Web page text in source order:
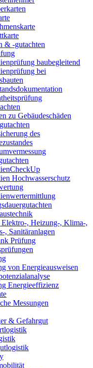
& -gutachten
baubegleitend
bei
zu Gebäudeschäden
des
Hochwasserschutz
, Heizung-, Klima-,
, Sanitäranlagen
Prüfung
von Energieausweisen
Energieeffizienz
Messungen
& Gefahrgut